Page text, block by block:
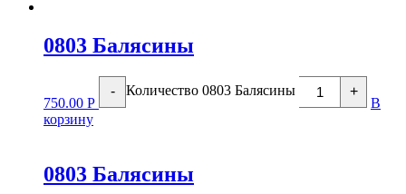
0803 Балясины
750.00 Р
- Количество 0803 Балясины +
В
корзину
0803 Балясины